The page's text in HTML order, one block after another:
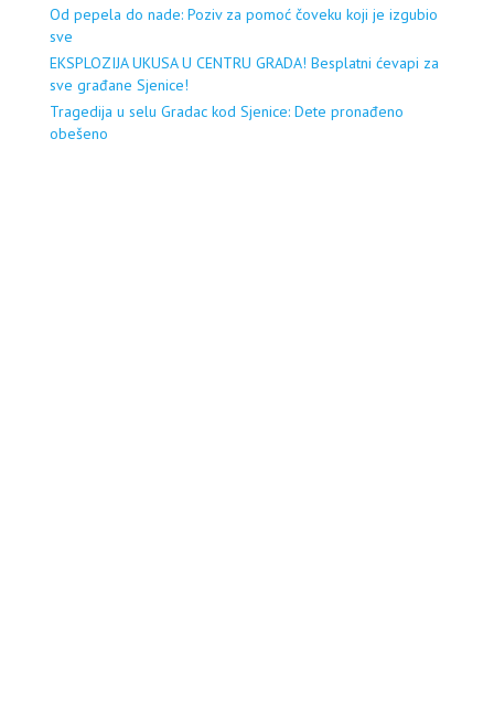
Od pepela do nade: Poziv za pomoć čoveku koji je izgubio
sve
EKSPLOZIJA UKUSA U CENTRU GRADA! Besplatni ćevapi za
sve građane Sjenice!
Tragedija u selu Gradac kod Sjenice: Dete pronađeno
obešeno